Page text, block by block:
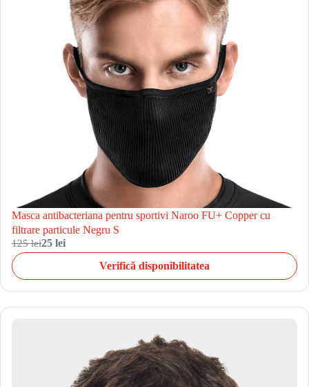
Masca antibacteriana pentru sportivi Naroo FU+ Copper cu
filtrare particule Negru S
125 lei25 lei
Verifică disponibilitatea